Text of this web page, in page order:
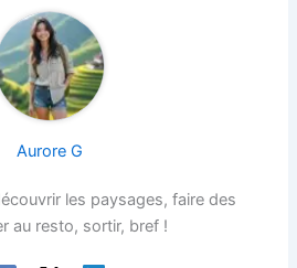
Aurore G
les paysages, faire des
au resto, sortir, bref !